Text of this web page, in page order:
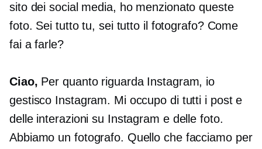
sito dei social media, ho menzionato queste
foto. Sei tutto tu, sei tutto il fotografo? Come
fai a farle?
Ciao, Per quanto riguarda Instagram, io
gestisco Instagram. Mi occupo di tutti i post e
delle interazioni su Instagram e delle foto.
Abbiamo un fotografo. Quello che facciamo per